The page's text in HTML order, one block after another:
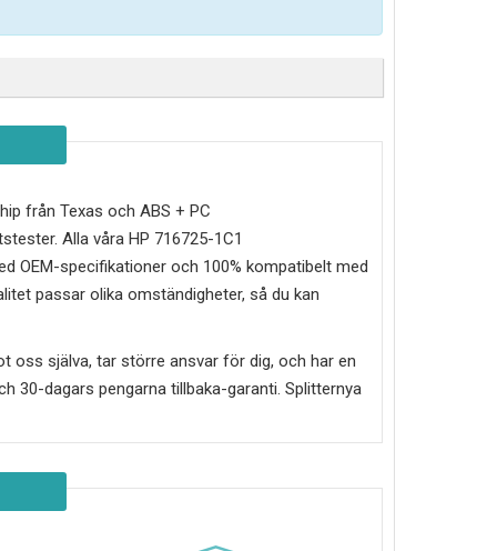
från Texas och ABS + PC
Alla våra HP 716725-1C1
OEM-specifikationer och 100% kompatibelt med
passar olika omständigheter, så du kan
oss själva, tar större ansvar för dig, och har en
30-dagars pengarna tillbaka-garanti. Splitternya